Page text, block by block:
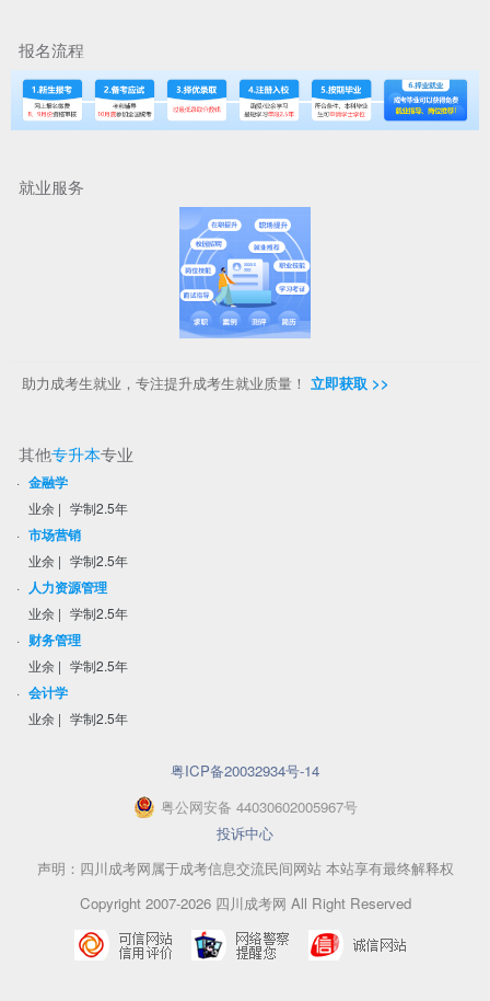
报名流程
就业服务
助力成考生就业，专注提升成考生就业质量！ 立即获取 >>
其他专升本专业
· 金融学
业余 | 学制2.5年
· 市场营销
业余 | 学制2.5年
· 人力资源管理
业余 | 学制2.5年
· 财务管理
业余 | 学制2.5年
· 会计学
业余 | 学制2.5年
粤ICP备20032934号-14
粤公网安备 44030602005967号
投诉中心
声明：四川成考网属于成考信息交流民间网站 本站享有最终解释权
Copyright 2007-2026 四川成考网 All Right Reserved